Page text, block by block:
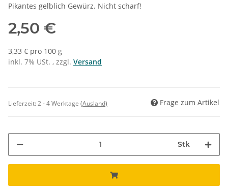
Pikantes gelblich Gewürz. Nicht scharf!
2,50 €
3,33 € pro 100 g
inkl. 7% USt. , zzgl. Versand
Lieferzeit:2 - 4 Werktage (Ausland) Frage zum Artikel
Stk